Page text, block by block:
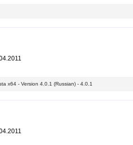
x64 - Version 4.0.1 (Russian) - 4.0.1